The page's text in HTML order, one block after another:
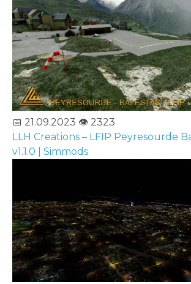
📅 21.09.2023 👁️ 2323
LLH Creations – LFIP Peyresourde
v1.1.0 | Simmods